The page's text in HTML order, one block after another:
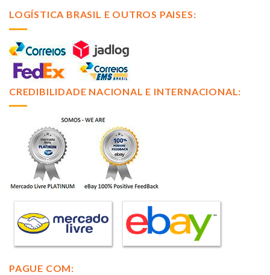
LOGÍSTICA BRASIL E OUTROS PAISES:
CREDIBILIDADE NACIONAL E INTERNACIONAL:
PAGUE COM: